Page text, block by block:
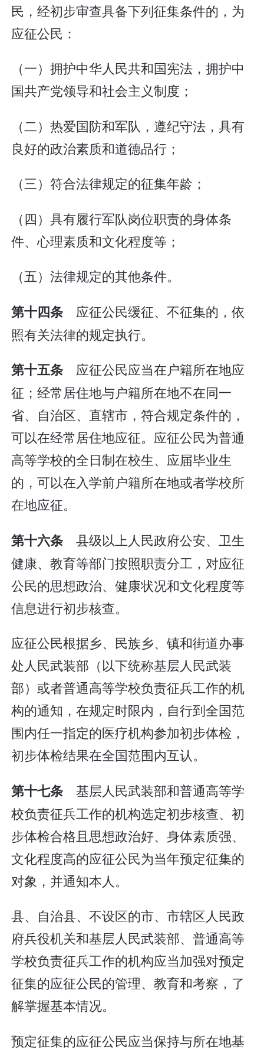
民，经初步审查具备下列征集条件的，为
应征公民：
（一）拥护中华人民共和国宪法，拥护中
国共产党领导和社会主义制度；
（二）热爱国防和军队，遵纪守法，具有
良好的政治素质和道德品行；
（三）符合法律规定的征集年龄；
（四）具有履行军队岗位职责的身体条
件、心理素质和文化程度等；
（五）法律规定的其他条件。
第十四条 应征公民缓征、不征集的，依
照有关法律的规定执行。
第十五条 应征公民应当在户籍所在地应
征；经常居住地与户籍所在地不在同一
省、自治区、直辖市，符合规定条件的，
可以在经常居住地应征。应征公民为普通
高等学校的全日制在校生、应届毕业生
的，可以在入学前户籍所在地或者学校所
在地应征。
第十六条 县级以上人民政府公安、卫生
健康、教育等部门按照职责分工，对应征
公民的思想政治、健康状况和文化程度等
信息进行初步核查。
应征公民根据乡、民族乡、镇和街道办事
处人民武装部（以下统称基层人民武装
部）或者普通高等学校负责征兵工作的机
构的通知，在规定时限内，自行到全国范
围内任一指定的医疗机构参加初步体检，
初步体检结果在全国范围内互认。
第十七条 基层人民武装部和普通高等学
校负责征兵工作的机构选定初步核查、初
步体检合格且思想政治好、身体素质强、
文化程度高的应征公民为当年预定征集的
对象，并通知本人。
县、自治县、不设区的市、市辖区人民政
府兵役机关和基层人民武装部、普通高等
学校负责征兵工作的机构应当加强对预定
征集的应征公民的管理、教育和考察，了
解掌握基本情况。
预定征集的应征公民应当保持与所在地基